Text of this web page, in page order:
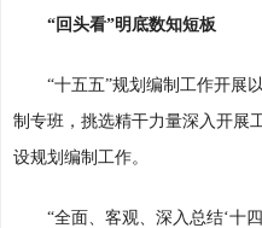
“回头看”明底数知短板
“十五五”规划编制工作开展
制专班，挑选精干力量深入开展
设规划编制工作。
“全面、客观、深入总结‘十